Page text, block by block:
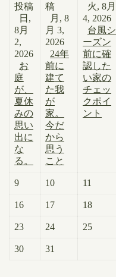
投稿
日,
8月
2,
2026
お
庭
が、
夏休
みの
思い
出に
な
る。
稿
月, 8
月 3,
2026
24年
前に
建て
た我
が
家。
今だ
から
思う
こと
火, 8月
4, 2026
台風シ
ーズン
前に確
認した
い家の
チェッ
クポイ
ント
9 10 11
16 17 18
23 24 25
30 31